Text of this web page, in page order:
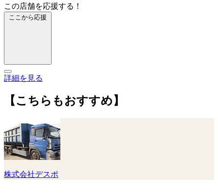
この店舗を応援する！
ここから応援
詳細を見る
【こちらもおすすめ】
株式会社デスポ